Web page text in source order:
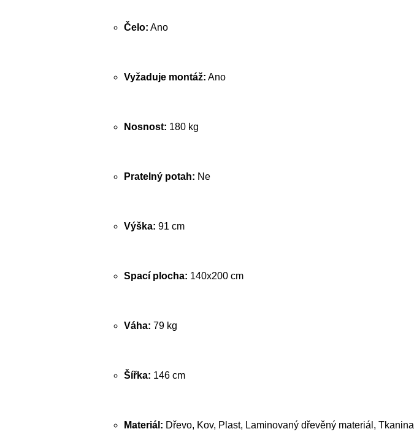
Čelo: Ano
Vyžaduje montáž: Ano
Nosnost: 180 kg
Pratelný potah: Ne
Výška: 91 cm
Spací plocha: 140x200 cm
Váha: 79 kg
Šířka: 146 cm
Materiál: Dřevo, Kov, Plast, Laminovaný dřevěný materiál, Tkanina